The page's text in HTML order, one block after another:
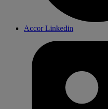
Accor Linkedin